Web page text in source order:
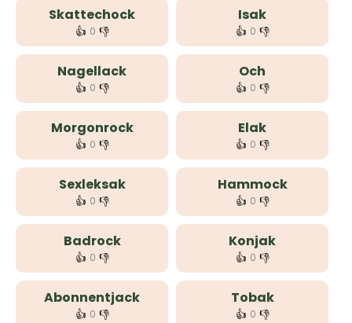
Skattechock
👍 0 👎
Isak
👍 0 👎
Nagellack
👍 0 👎
Och
👍 0 👎
Morgonrock
👍 0 👎
Elak
👍 0 👎
Sexleksak
👍 0 👎
Hammock
👍 0 👎
Badrock
👍 0 👎
Konjak
👍 0 👎
Abonnentjack
👍 0 👎
Tobak
👍 0 👎